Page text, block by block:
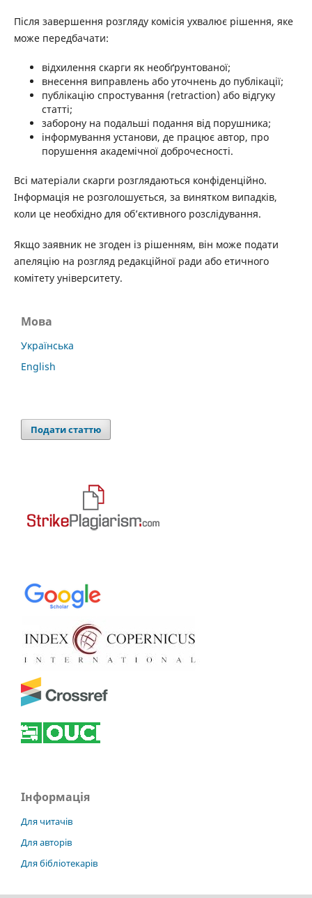
Після завершення розгляду комісія ухвалює рішення, яке
може передбачати:
відхилення скарги як необґрунтованої;
внесення виправлень або уточнень до публікації;
публікацію спростування (retraction) або відгуку
статті;
заборону на подальші подання від порушника;
інформування установи, де працює автор, про
порушення академічної доброчесності.
Всі матеріали скарги розглядаються конфіденційно.
Інформація не розголошується, за винятком випадків,
коли це необхідно для об’єктивного розслідування.
Якщо заявник не згоден із рішенням, він може подати
апеляцію на розгляд редакційної ради або етичного
комітету університету.
Мова
Українська
English
Подати статтю
Інформація
Для читачів
Для авторів
Для бібліотекарів